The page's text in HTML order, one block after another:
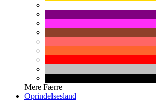
Mere Færre
Oprindelsesland